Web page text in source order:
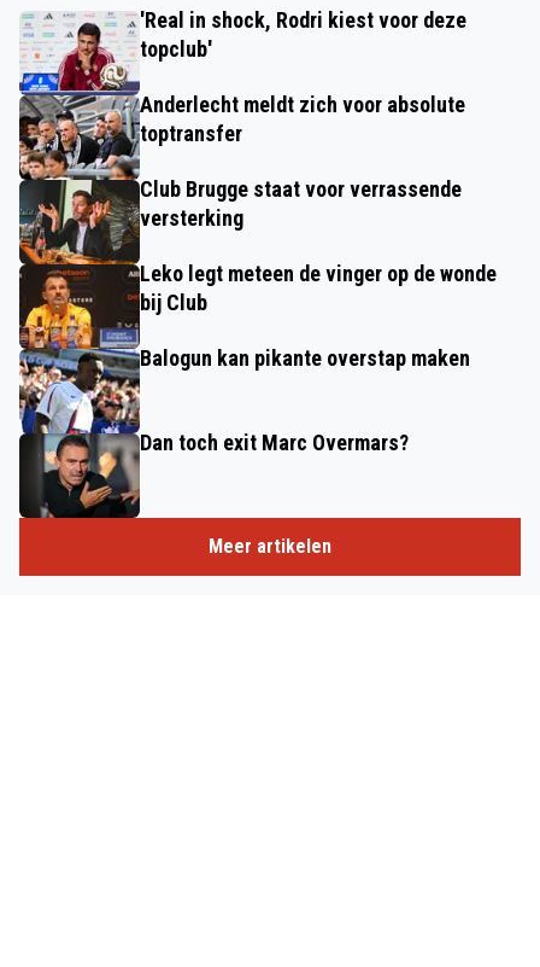
'Real in shock, Rodri kiest voor deze
topclub'
Anderlecht meldt zich voor absolute
toptransfer
Club Brugge staat voor verrassende
versterking
Leko legt meteen de vinger op de wonde
bij Club
Balogun kan pikante overstap maken
Dan toch exit Marc Overmars?
Meer artikelen